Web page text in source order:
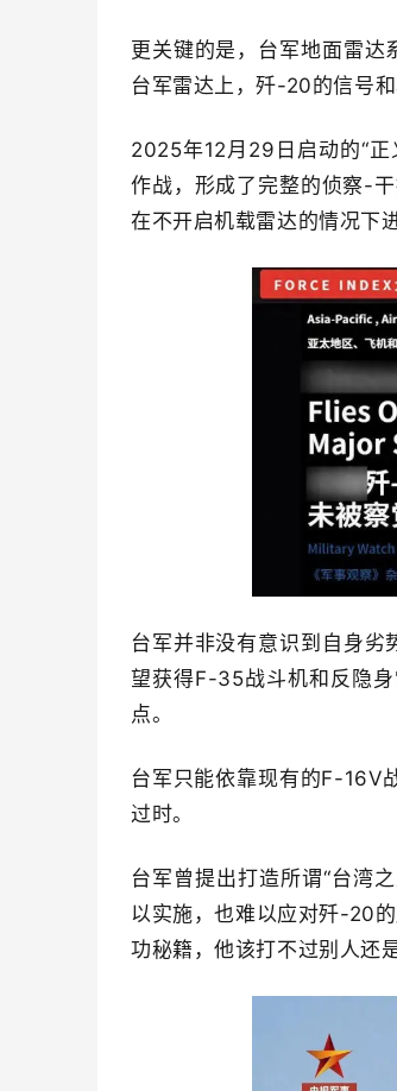
更关键的是，台军地面雷达
台军雷达上，歼-20的信号
2025年12月29日启动的“
作战，形成了完整的侦察-
在不开启机载雷达的情况下
台军并非没有意识到自身劣
望获得F-35战斗机和反隐
点。
台军只能依靠现有的F-16V
过时。
台军曾提出打造所谓“台湾
以实施，也难以应对歼-20的
功秘籍，他该打不过别人还